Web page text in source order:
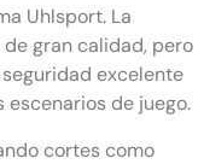
Uhlsport. La
gran calidad, pero
excelente
de juego.
cortes como